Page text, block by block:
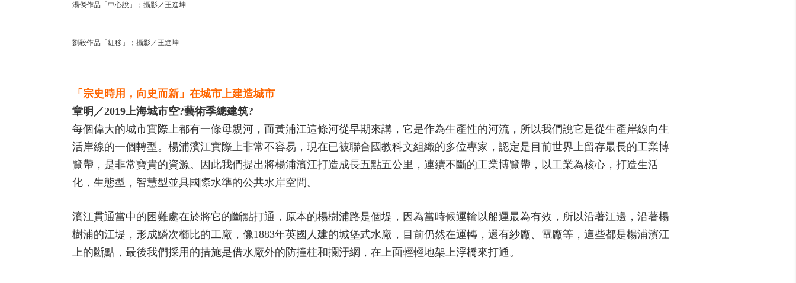
湯傑作品「中心說」；攝影／王進坤
劉毅作品「紅移」；攝影／王進坤
「宗史時用，向史而新」在城市上建造城市
章明／2019上海城市空?藝術季總建筑?
每個偉大的城市實際上都有一條母親河，而黃浦江這條河從早期來講，它是作為生產性的河流，所以我們說它是從生產岸線向生
活岸線的一個轉型。楊浦濱江實際上非常不容易，現在已被聯合國教科文組織的多位專家，認定是目前世界上留存最長的工業博
覽帶，是非常寶貴的資源。因此我們提出將楊浦濱江打造成長五點五公里，連續不斷的工業博覽帶，以工業為核心，打造生活
化，生態型，智慧型並具國際水準的公共水岸空間。
濱江貫通當中的困難處在於將它的斷點打通，原本的楊樹浦路是個堤，因為當時候運輸以船運最為有效，所以沿著江邊，沿著楊
樹浦的江堤，形成鱗次櫛比的工廠，像1883年英國人建的城堡式水廠，目前仍然在運轉，還有紗廠、電廠等，這些都是楊浦濱江
上的斷點，最後我們採用的措施是借水廠外的防撞柱和攔汙網，在上面輕輕地架上浮橋來打通。